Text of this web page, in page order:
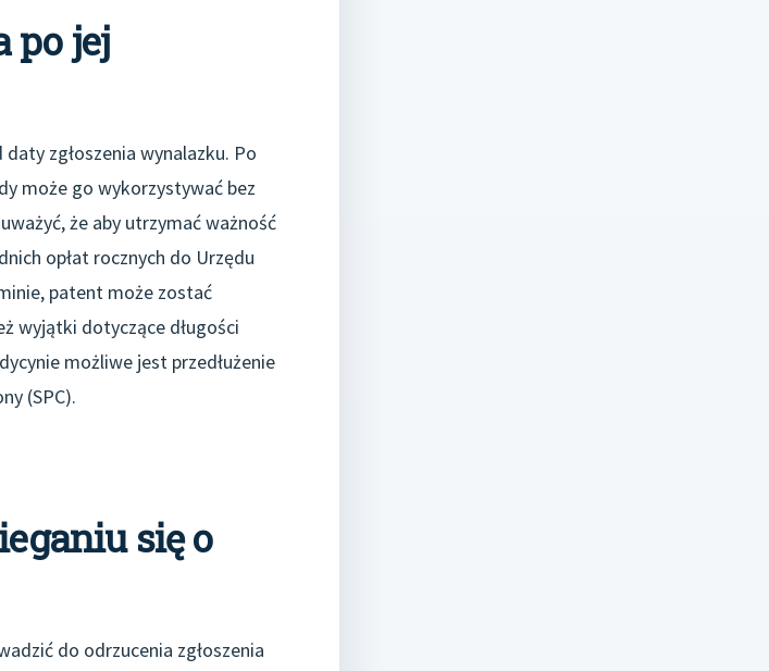
po jej
zgłoszenia wynalazku. Po
może go wykorzystywać bez
że aby utrzymać ważność
opłat rocznych do Urzędu
patent może zostać
wyjątki dotyczące długości
możliwe jest przedłużenie
(SPC).
się o
do odrzucenia zgłoszenia